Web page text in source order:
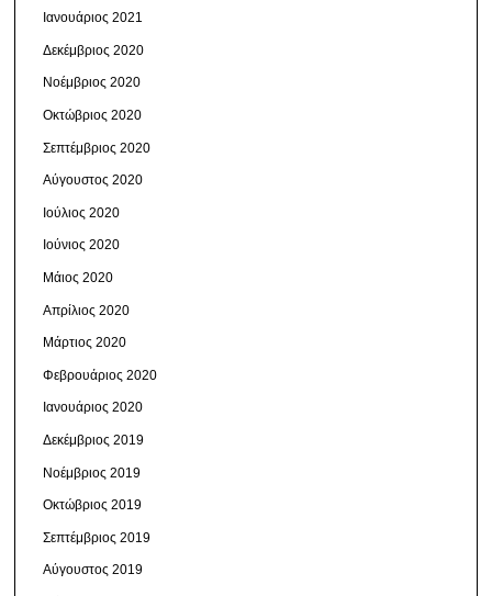
Ιανουάριος 2021
Δεκέμβριος 2020
Νοέμβριος 2020
Οκτώβριος 2020
Σεπτέμβριος 2020
Αύγουστος 2020
Ιούλιος 2020
Ιούνιος 2020
Μάιος 2020
Απρίλιος 2020
Μάρτιος 2020
Φεβρουάριος 2020
Ιανουάριος 2020
Δεκέμβριος 2019
Νοέμβριος 2019
Οκτώβριος 2019
Σεπτέμβριος 2019
Αύγουστος 2019